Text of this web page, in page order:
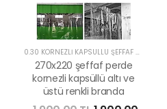
0.30 KORNEZLİ KAPSÜLLÜ ŞEFFAF PERDE
270x220 şeffaf perde
kornezli kapsüllü altı ve
üstü renkli branda